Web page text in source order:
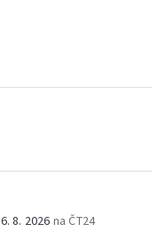
6. 8. 2026 na ČT24